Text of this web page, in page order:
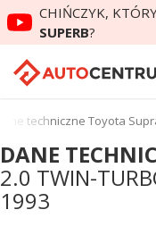
CHIŃCZYK,
SUPERB?
techniczne Toyota
DANE
2.0 TWIN-
1993